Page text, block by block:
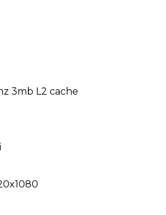
3mb L2 cache